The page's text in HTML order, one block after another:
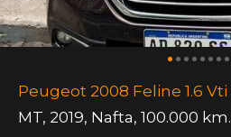
Peugeot 2008 Feline 1.6 Vti
MT, 2019, Nafta, 100.000 km.